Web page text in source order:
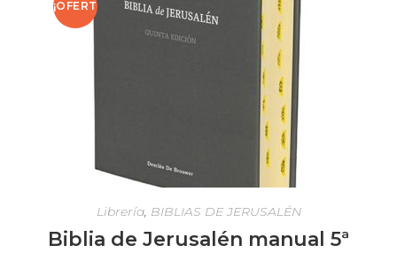
¡OFERT
Librería, BIBLIAS DE JERUSALÉN
Biblia de Jerusalén manual 5ª